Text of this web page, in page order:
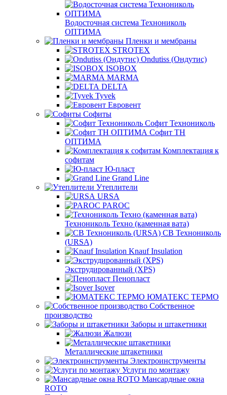
Водосточная система Технониколь
ОПТИМА
Пленки и мембраны
STROTEX
Ondutiss (Ондутис)
ISOBOX
MARMA
DELTA
Tyvek
Евровент
Софиты
Софит Технониколь
Софит ТН
ОПТИМА
Комплектация к
софитам
Ю-пласт
Grand Line
Утеплители
URSA
PAROC
Технониколь Техно (каменная вата)
СВ Технониколь
(URSA)
Knauf Insulation
Экструдированный (XPS)
Пенопласт
Isover
ЮМАТЕКС ТЕРМО
Собственное
производство
Заборы и штакетники
Жалюзи
Металлические штакетники
Электроинструменты
Услуги по монтажу
Мансардные окна
ROTO